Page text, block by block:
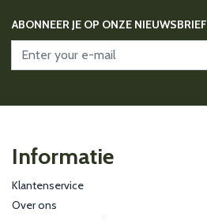
ABONNEER JE OP ONZE NIEUWSBRIEF
Informatie
Klantenservice
Over ons